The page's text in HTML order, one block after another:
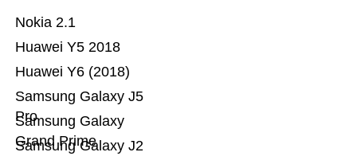
Samsung Galaxy J2
Samsung Galaxy
Grand Prime
Samsung Galaxy J5
Pro
Huawei Y6 (2018)
Huawei Y5 2018
Nokia 2.1